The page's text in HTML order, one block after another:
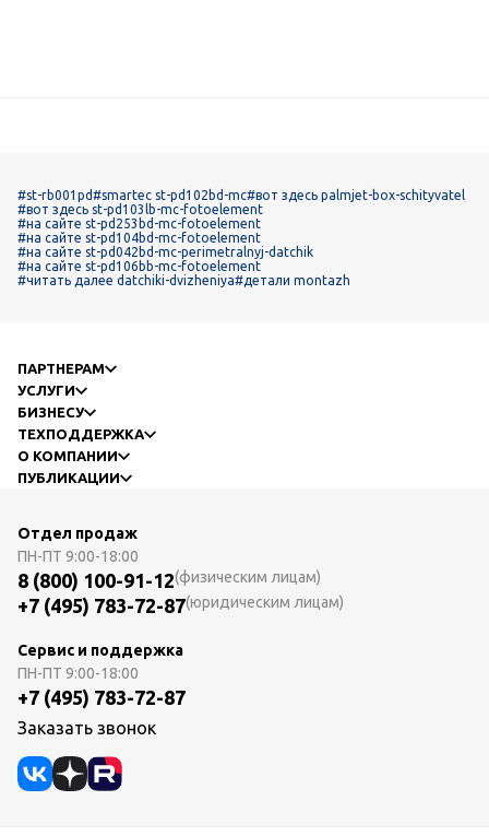
#st-rb001pd#smartec st-pd102bd-mc#вот здесь palmjet-box-schityvatel
#вот здесь st-pd103lb-mc-fotoelement
#на сайте st-pd253bd-mc-fotoelement
#на сайте st-pd104bd-mc-fotoelement
#на сайте st-pd042bd-mc-perimetralnyj-datchik
#на сайте st-pd106bb-mc-fotoelement
#читать далее datchiki-dvizheniya#детали montazh
ПАРТНЕРАМ
УСЛУГИ
БИЗНЕСУ
ТЕХПОДДЕРЖКА
О КОМПАНИИ
ПУБЛИКАЦИИ
Отдел продаж
ПН-ПТ 9:00-18:00
8 (800) 100-91-12(физическим лицам)
+7 (495) 783-72-87(юридическим лицам)
Сервис и поддержка
ПН-ПТ 9:00-18:00
+7 (495) 783-72-87
Заказать звонок